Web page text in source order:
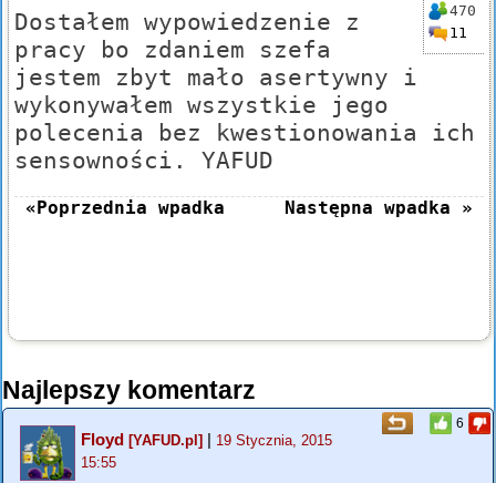
470
11
Dostałem wypowiedzenie z
pracy bo zdaniem szefa
jestem zbyt mało asertywny i
wykonywałem wszystkie jego
polecenia bez kwestionowania ich
sensowności. YAFUD
«Poprzednia wpadka Następna wpadka »
Najlepszy komentarz
6
Floyd [YAFUD.pl] | 19 Stycznia, 2015
15:55